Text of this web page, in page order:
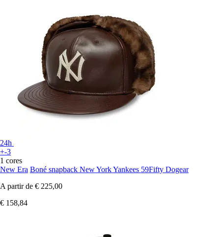
24h
+-3
1 cores
New Era Boné snapback New York Yankees 59Fifty Dogear
A partir de € 225,00
€ 158,84